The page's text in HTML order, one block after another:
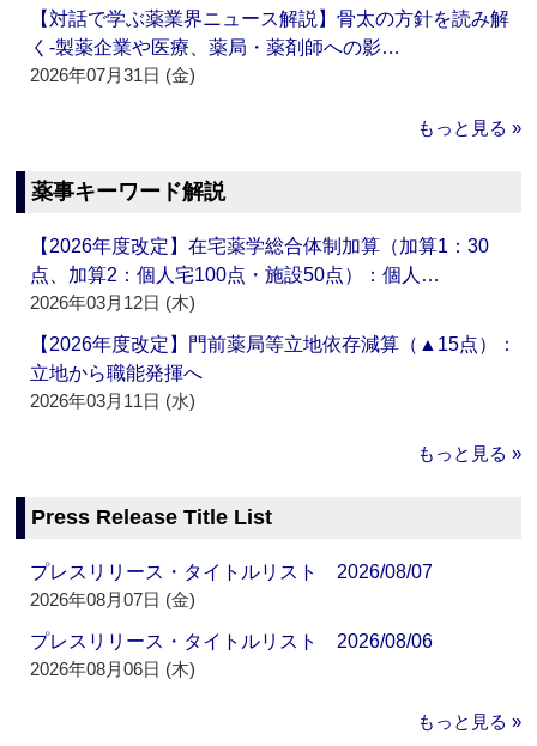
【対話で学ぶ薬業界ニュース解説】骨太の方針を読み解
く‐製薬企業や医療、薬局・薬剤師への影…
2026年07月31日 (金)
もっと見る »
薬事キーワード解説
【2026年度改定】在宅薬学総合体制加算（加算1：30
点、加算2：個人宅100点・施設50点）：個人…
2026年03月12日 (木)
【2026年度改定】門前薬局等立地依存減算（▲15点）：
立地から職能発揮へ
2026年03月11日 (水)
もっと見る »
Press Release Title List
プレスリリース・タイトルリスト 2026/08/07
2026年08月07日 (金)
プレスリリース・タイトルリスト 2026/08/06
2026年08月06日 (木)
もっと見る »